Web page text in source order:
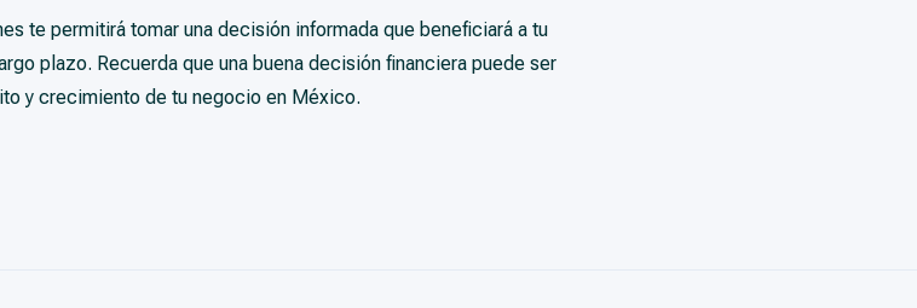
te permitirá tomar una decisión informada que beneficiará a tu
plazo. Recuerda que una buena decisión financiera puede ser
y crecimiento de tu negocio en México.